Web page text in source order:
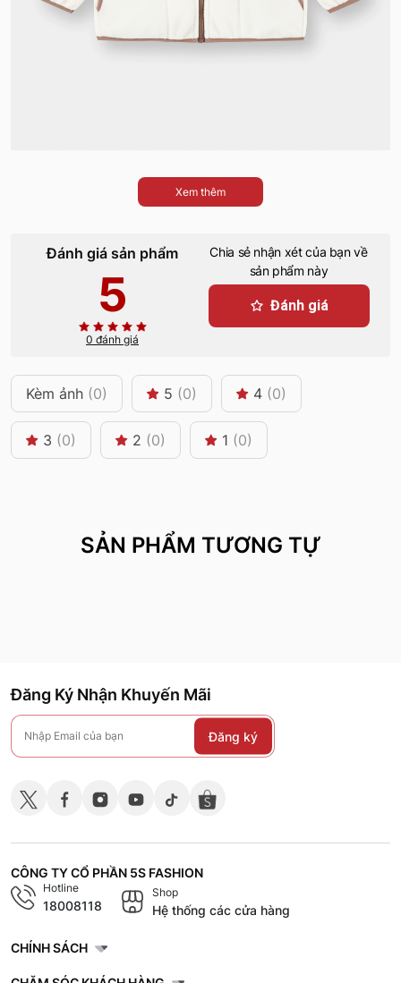
Xem thêm
Đánh giá sản phẩm
5
0 đánh giá
Chia sẻ nhận xét của bạn về
sản phẩm này
Đánh giá
Kèm ảnh (0) 5 (0) 4 (0)
3 (0) 2 (0) 1 (0)
SẢN PHẨM TƯƠNG TỰ
Đăng Ký Nhận Khuyến Mãi
Đăng ký
CÔNG TY CỔ PHẦN 5S FASHION
Hotline
18008118
Shop
Hệ thống các cửa hàng
CHÍNH SÁCH